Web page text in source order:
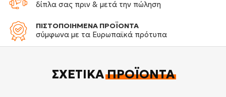
δίπλα σας πριν & μετά την πώληση
ΠΙΣΤΟΠΟΙΗΜΕΝΑ ΠΡΟΪΟΝΤΑ
σύμφωνα με τα Ευρωπαϊκά πρότυπα
ΣΧΕΤΙΚΆΠΡΟΪΌΝΤΑ